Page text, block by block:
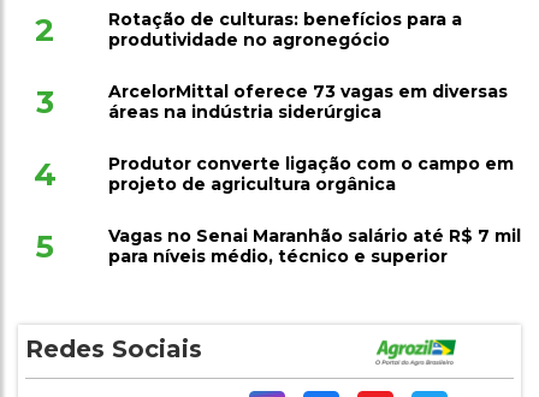
2
Rotação de culturas: benefícios para a
produtividade no agronegócio
3
ArcelorMittal oferece 73 vagas em diversas
áreas na indústria siderúrgica
4
Produtor converte ligação com o campo em
projeto de agricultura orgânica
5
Vagas no Senai Maranhão salário até R$ 7 mil
para níveis médio, técnico e superior
Redes Sociais